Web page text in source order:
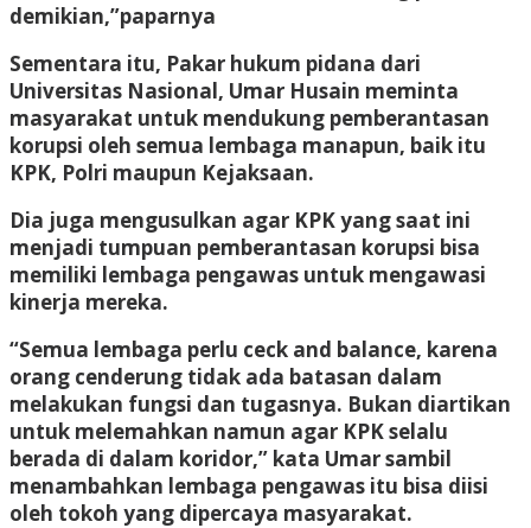
demikian,”paparnya
Sementara itu, Pakar hukum pidana dari
Universitas Nasional, Umar Husain meminta
masyarakat untuk mendukung pemberantasan
korupsi oleh semua lembaga manapun, baik itu
KPK, Polri maupun Kejaksaan.
Dia juga mengusulkan agar KPK yang saat ini
menjadi tumpuan pemberantasan korupsi bisa
memiliki lembaga pengawas untuk mengawasi
kinerja mereka.
“Semua lembaga perlu ceck and balance, karena
orang cenderung tidak ada batasan dalam
melakukan fungsi dan tugasnya. Bukan diartikan
untuk melemahkan namun agar KPK selalu
berada di dalam koridor,” kata Umar sambil
menambahkan lembaga pengawas itu bisa diisi
oleh tokoh yang dipercaya masyarakat.